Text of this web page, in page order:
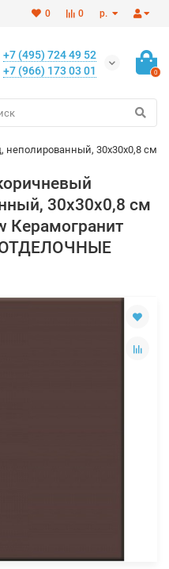
р.
0
0
+7 (495) 724 49 52
+7 (966) 173 03 01
0
неполированный, 30x30x0,8 см
30x30x0,8 см
Керамогранит
ОТДЕЛОЧНЫЕ